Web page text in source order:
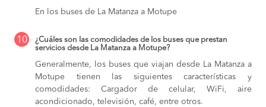
En los buses de La Matanza a Motupe
10
¿Cuáles son las comodidades de los buses que prestan
servicios desde La Matanza a Motupe?
Generalmente, los buses que viajan desde La Matanza a
Motupe tienen las siguientes características y
comodidades: Cargador de celular, WiFi, aire
acondicionado, televisión, café, entre otros.